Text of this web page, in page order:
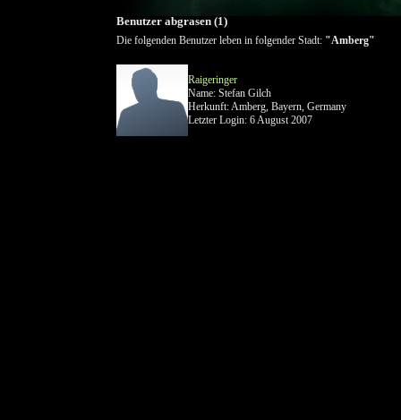
Benutzer abgrasen (1)
Die folgenden Benutzer leben in folgender Stadt: "Amberg"
Raigeringer
Name: Stefan Gilch
Herkunft: Amberg, Bayern, Germany
Letzter Login: 6 August 2007